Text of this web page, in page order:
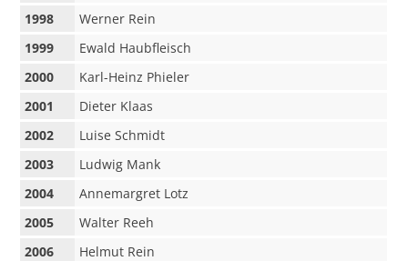
1998
Werner Rein
1999
Ewald Haubfleisch
2000
Karl-Heinz Phieler
2001
Dieter Klaas
2002
Luise Schmidt
2003
Ludwig Mank
2004
Annemargret Lotz
2005
Walter Reeh
2006
Helmut Rein